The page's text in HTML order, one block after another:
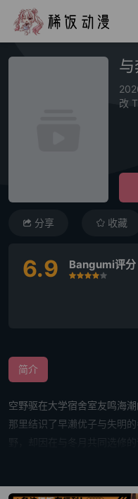
改
分享 收藏
6.9 Bangumi评分
很差较差还行
推荐
力荐
简介
空野驱在大学宿舍室友鸣海
那里结识了早濑优子与失明
与她相处的时光。 「好想放